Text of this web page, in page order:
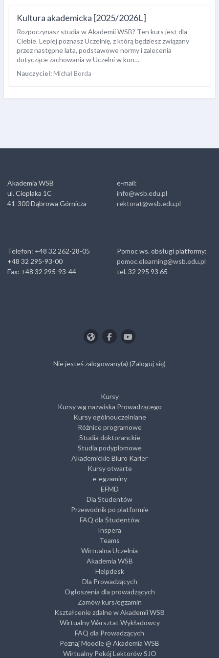
Kultura akademicka [2025/2026L]
Rozpoczynasz studia w Akademii WSB? Ten kurs jest dla
Ciebie. Lepiej poznasz Uczelnię, z którą będziesz związany
przez następne lata, podstawowe normy i zalecenia
dotyczące zachowania w Uczelni w kon…
Nauczyciel: Michał Borda
Akademia WSB
ul. Cieplaka 1C
41-300 Dąbrowa Górnicza
e-mail:
info@wsb.edu.pl
rektorat@wsb.edu.pl
Telefon: +48 32 262-28-05
+48 32 295-93-00
Fax: +48 32 295-93-44
Pomoc ws. obsługi platformy:
pomoc.elearning@wsb.edu.pl
tel. 32 295 93 65
Nie jesteś zalogowany(a) (Zaloguj się)
Kursy
Kursy wg nazwiska Prowadzącego
Kursy ogólnouczelniane
Różnice programowe
Studia doktoranckie
Studia podyplomowe
Akademickie Biuro Karier
Kursy otwarte
e-egzaminy
EFMD
Dla Studentów
Przewodnik po platformie
FAQ dla Studentów
Inspera
Teams
Wirtualna Uczelnia
Akademia WSB
Helpdesk
Dla Prowadzących
Ogłoszenia dla prowadzących
Zamów kurs/egzamin
Kształcenie zdalne w Akademii WSB
Wirtualny Warsztat Wykładowcy
FAQ dla Prowadzących
Poznaj Moodle @ Akademia WSB
Wirtualny Pokój Lektorów SJO